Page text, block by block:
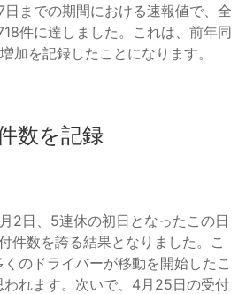
までの期間における速報値で、全
件に達しました。これは、前年同
加を記録したことになります。
数を記録
2日、5連休の初日となったこの日
件数を誇る結果となりました。こ
のドライバーが移動を開始したこ
われます。次いで、4月25日の受付